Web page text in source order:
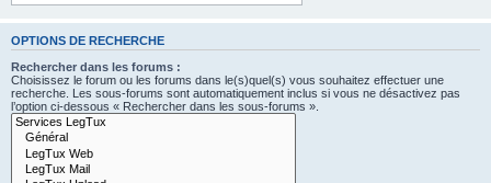
OPTIONS DE RECHERCHE
Rechercher dans les forums :
Choisissez le forum ou les forums dans le(s)quel(s) vous souhaitez effectuer une
recherche. Les sous-forums sont automatiquement inclus si vous ne désactivez pas
l’option ci-dessous « Rechercher dans les sous-forums ».